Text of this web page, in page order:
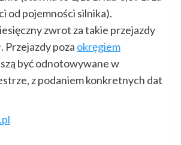
od pojemności silnika).
zwrot za takie przejazdy
Przejazdy poza okręgiem
być odnotowywane w
z podaniem konkretnych dat